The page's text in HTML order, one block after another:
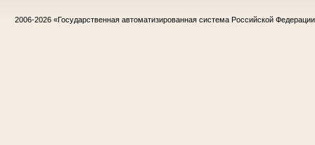
2006-2026 «Государственная автоматизированная система Российской